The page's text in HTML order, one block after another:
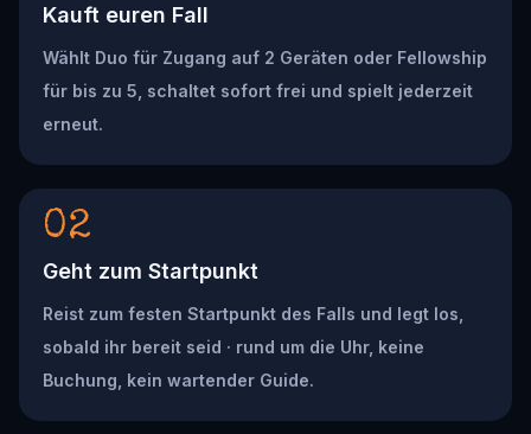
Kauft euren Fall
Wählt Duo für Zugang auf 2 Geräten oder Fellowship
für bis zu 5, schaltet sofort frei und spielt jederzeit
erneut.
02
Geht zum Startpunkt
Reist zum festen Startpunkt des Falls und legt los,
sobald ihr bereit seid · rund um die Uhr, keine
Buchung, kein wartender Guide.